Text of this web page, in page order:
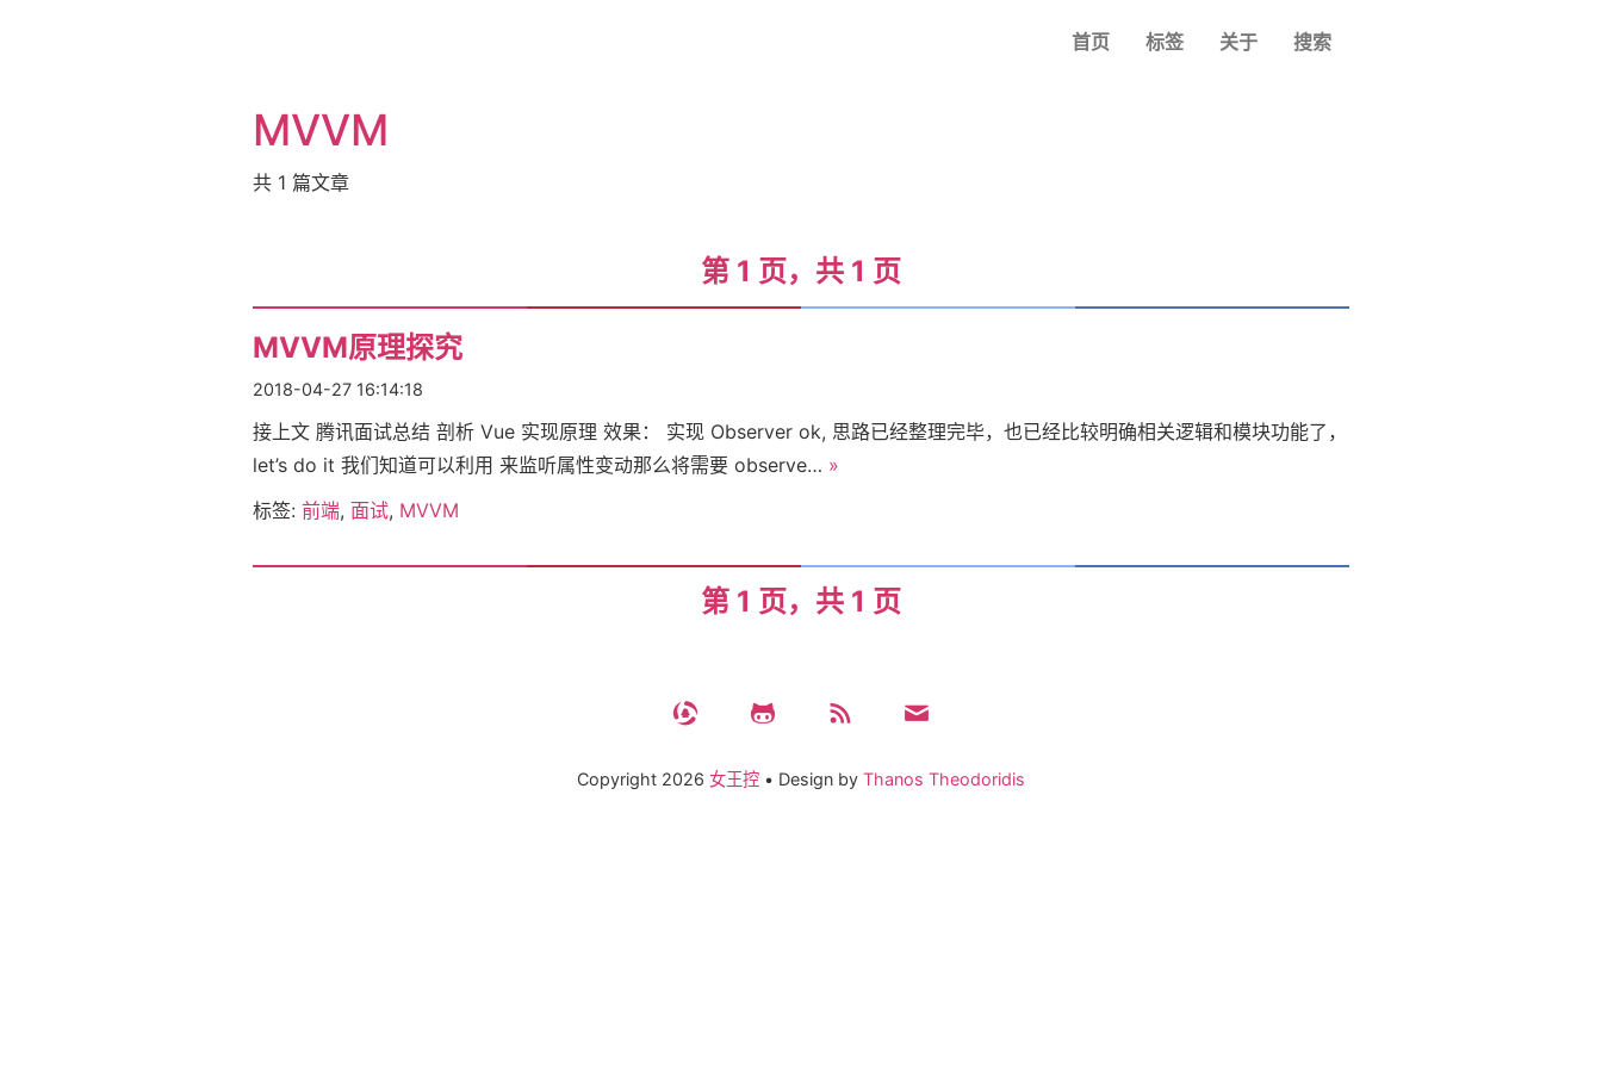
首页 标签 关于 搜索
页
签
搜
MVVM
共 1 篇文章
第 1 页，共 1 页
MVVM原理探究
2018-04-27 16:14:18
接上文 腾讯面试总结 剖析 Vue 实现原理 效果： 实现 Observer ok, 思路已经整理完毕，也已经比较明确相关逻辑和模块功能了，
let’s do it 我们知道可以利用 来监听属性变动那么将需要 observe… »
标签: 前端, 面试, MVVM
第 1 页，共 1 页
Copyright 2026 女王控 • Design by Thanos Theodoridis